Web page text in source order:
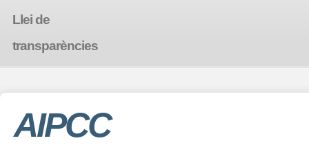
Llei de
transparències
AIPCC